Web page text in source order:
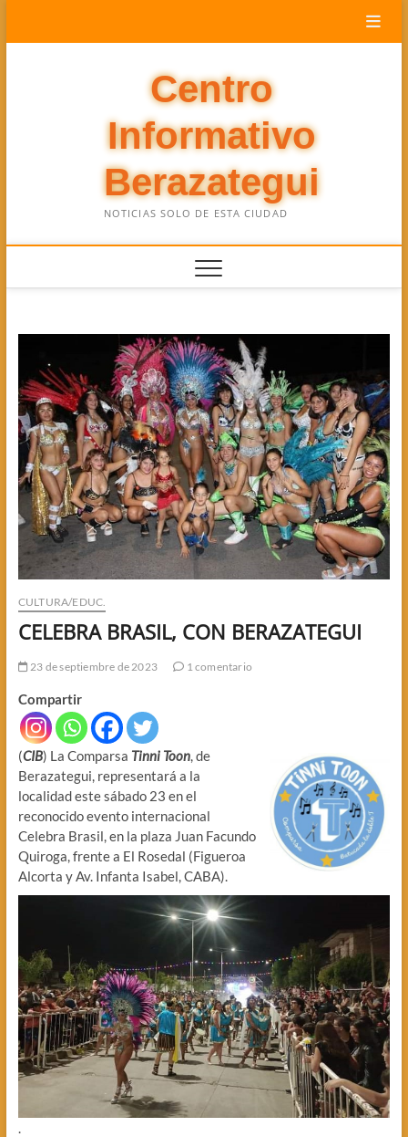
Centro
Informativo
Berazategui
NOTICIAS SOLO DE ESTA CIUDAD
CULTURA/EDUC.
CELEBRA BRASIL, CON BERAZATEGUI
23 de septiembre de 2023 1 comentario
Compartir
(CIB) La Comparsa Tinni Toon, de
Berazategui, representará a la
localidad este sábado 23 en el
reconocido evento internacional
Celebra Brasil, en la plaza Juan Facundo
Quiroga, frente a El Rosedal (Figueroa
Alcorta y Av. Infanta Isabel, CABA).
.